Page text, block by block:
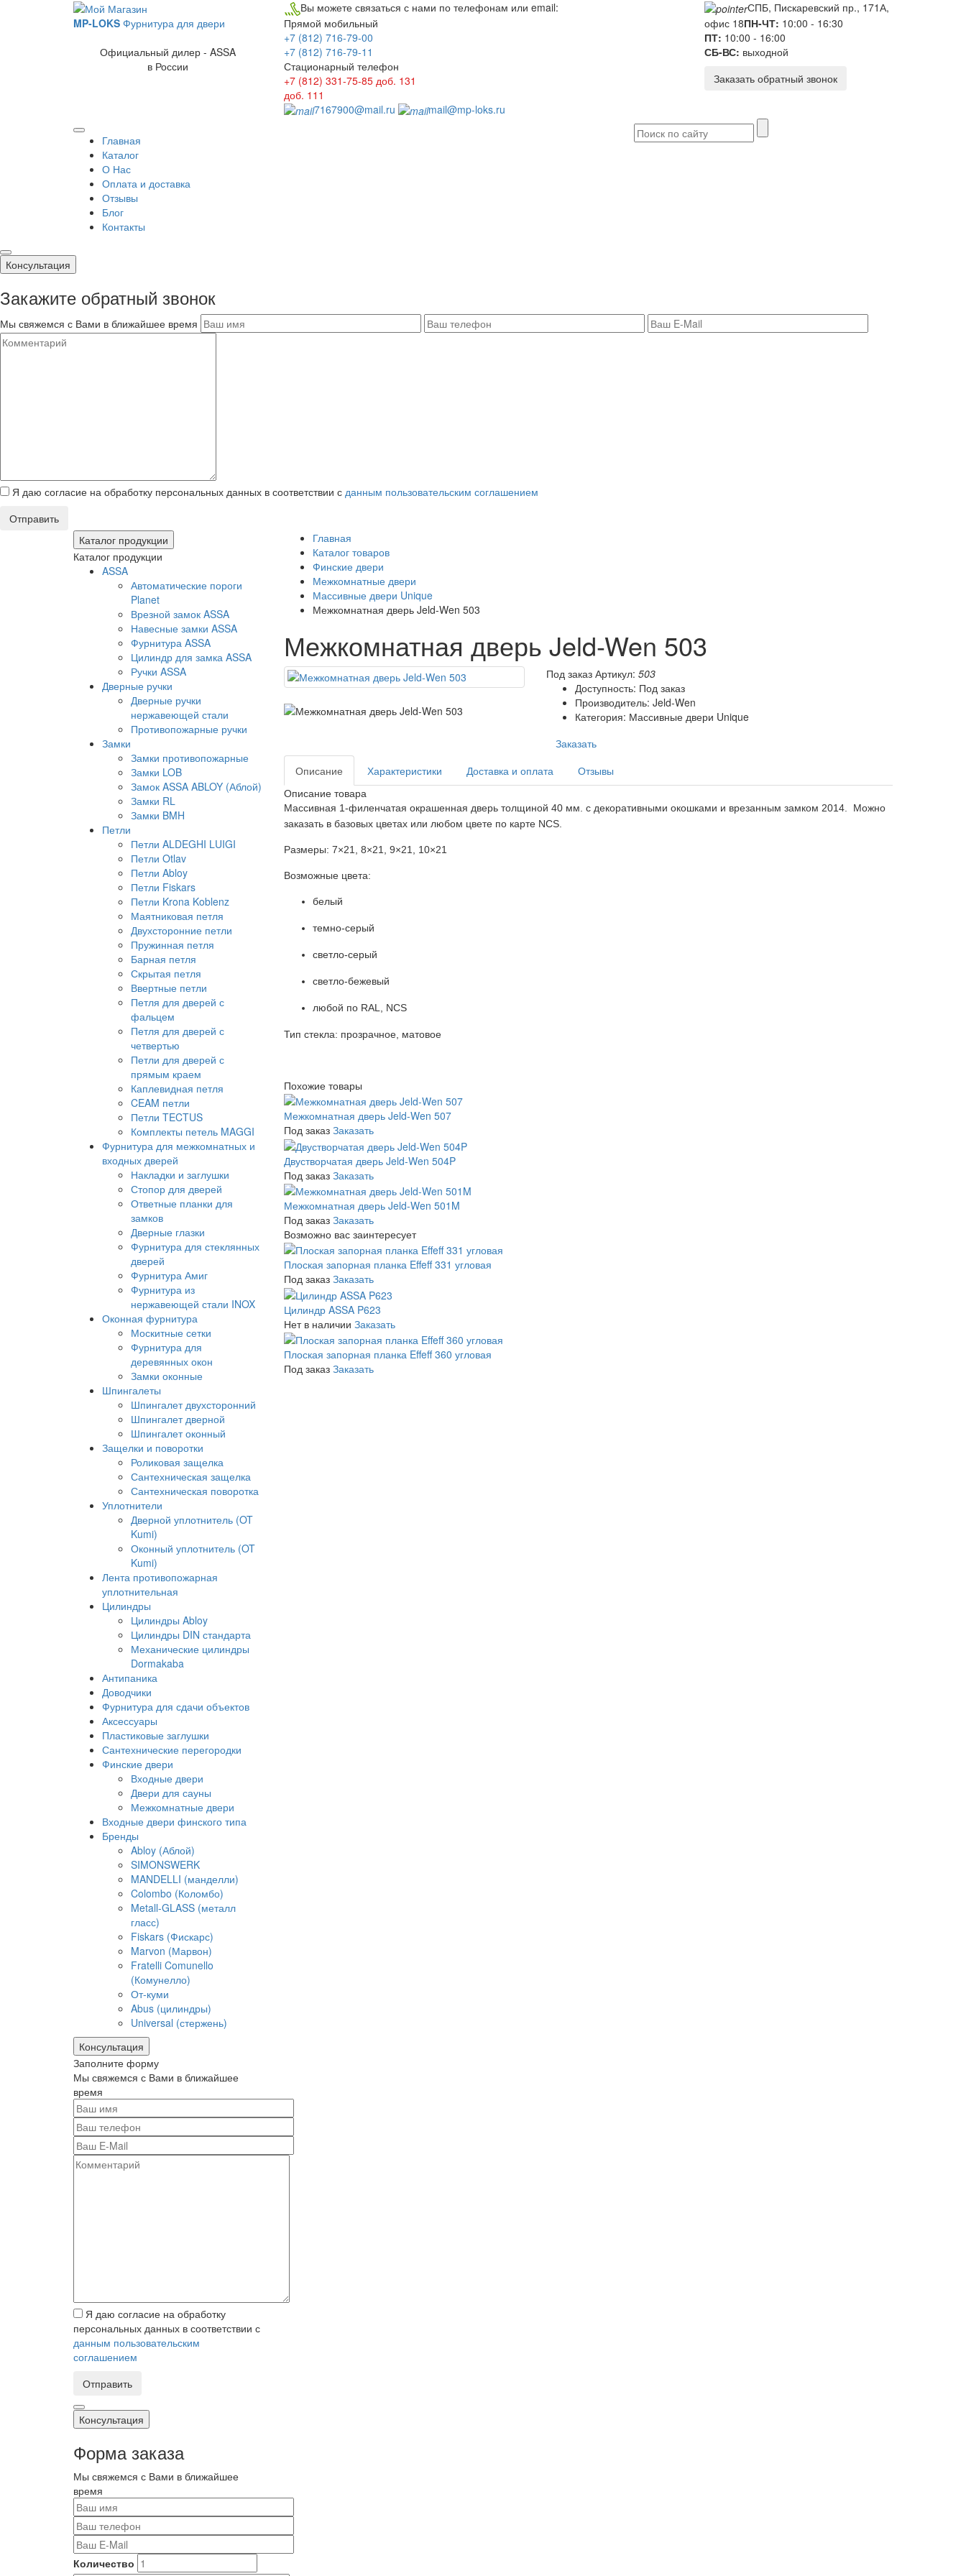
MP-LOKS Фурнитура для двери
Официальный дилер - ASSA
в России
Вы можете связаться с нами по телефонам или email:
Прямой мобильный
+7 (812) 716-79-00
+7 (812) 716-79-11
Стационарный телефон
+7 (812) 331-75-85 доб. 131
доб. 111
7167900@mail.ru
mail@mp-loks.ru
СПБ, Пискаревский пр., 171А,
офис 18ПН-ЧТ: 10:00 - 16:30
ПТ: 10:00 - 16:00
СБ-ВС: выходной
Заказать обратный звонок
Главная
Каталог
О Нас
Оплата и доставка
Отзывы
Блог
Контакты
Консультация
Закажите обратный звонок
Мы свяжемся с Вами в ближайшее время
Я даю согласие на обработку персональных данных в соответствии с данным пользовательским соглашением
Отправить
Каталог продукции
Каталог продукции
ASSA
Автоматические пороги
Planet
Врезной замок ASSA
Навесные замки ASSA
Фурнитура ASSA
Цилиндр для замка ASSA
Ручки ASSA
Дверные ручки
Дверные ручки
нержавеющей стали
Противопожарные ручки
Замки
Замки противопожарные
Замки LOB
Замок ASSA ABLOY (Аблой)
Замки RL
Замки BMH
Петли
Петли ALDEGHI LUIGI
Петли Otlav
Петли Abloy
Петли Fiskars
Петли Krona Koblenz
Маятниковая петля
Двухсторонние петли
Пружинная петля
Барная петля
Скрытая петля
Ввертные петли
Петля для дверей с
фальцем
Петля для дверей с
четвертью
Петли для дверей с
прямым краем
Каплевидная петля
CEAM петли
Петли TECTUS
Комплекты петель MAGGI
Фурнитура для межкомнатных и
входных дверей
Накладки и заглушки
Стопор для дверей
Ответные планки для
замков
Дверные глазки
Фурнитура для стеклянных
дверей
Фурнитура Амиг
Фурнитура из
нержавеющей стали INOX
Оконная фурнитура
Москитные сетки
Фурнитура для
деревянных окон
Замки оконные
Шпингалеты
Шпингалет двухсторонний
Шпингалет дверной
Шпингалет оконный
Защелки и поворотки
Роликовая защелка
Сантехническая защелка
Сантехническая поворотка
Уплотнители
Дверной уплотнитель (OT
Kumi)
Оконный уплотнитель (OT
Kumi)
Лента противопожарная
уплотнительная
Цилиндры
Цилиндры Abloy
Цилиндры DIN стандарта
Механические цилиндры
Dormakaba
Антипаника
Доводчики
Фурнитура для сдачи объектов
Аксессуары
Пластиковые заглушки
Сантехнические перегородки
Финские двери
Входные двери
Двери для сауны
Межкомнатные двери
Входные двери финского типа
Бренды
Abloy (Аблой)
SIMONSWERK
MANDELLI (манделли)
Colombo (Коломбо)
Metall-GLASS (металл
гласс)
Fiskars (Фискарс)
Marvon (Марвон)
Fratelli Comunello
(Комунелло)
От-куми
Abus (цилиндры)
Universal (стержень)
Консультация
Заполните форму
Мы свяжемся с Вами в ближайшее
время
Я даю согласие на обработку
персональных данных в соответствии с
данным пользовательским
соглашением
Отправить
Консультация
Форма заказа
Мы свяжемся с Вами в ближайшее
время
Количество
Главная
Каталог товаров
Финские двери
Межкомнатные двери
Массивные двери Unique
Межкомнатная дверь Jeld-Wen 503
Межкомнатная дверь Jeld-Wen 503
Под заказАртикул:503
Доступность: Под заказ
Производитель: Jeld-Wen
Категория: Массивные двери Unique
Заказать
Описание
Характеристики Доставка и оплата
Отзывы
Описание товара
Массивная 1-филенчатая окрашенная дверь толщиной 40 мм. c декоративными окошками и врезанным замком 2014. Можно
заказать в базовых цветах или любом цвете по карте NCS.
Размеры: 7×21, 8×21, 9×21, 10×21
Возможные цвета:
белый
темно-серый
светло-серый
светло-бежевый
любой по RAL, NCS
Тип стекла: прозрачное, матовое
Похожие товары
Межкомнатная дверь Jeld-Wen 507
Под заказ Заказать
Двустворчатая дверь Jeld-Wen 504P
Под заказ Заказать
Межкомнатная дверь Jeld-Wen 501M
Под заказ Заказать
Возможно вас заинтересует
Плоская запорная планка Effeff 331 угловая
Под заказ Заказать
Цилиндр ASSA P623
Нет в наличии Заказать
Плоская запорная планка Effeff 360 угловая
Под заказ Заказать